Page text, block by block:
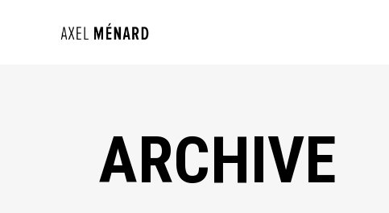
ARCHIVE